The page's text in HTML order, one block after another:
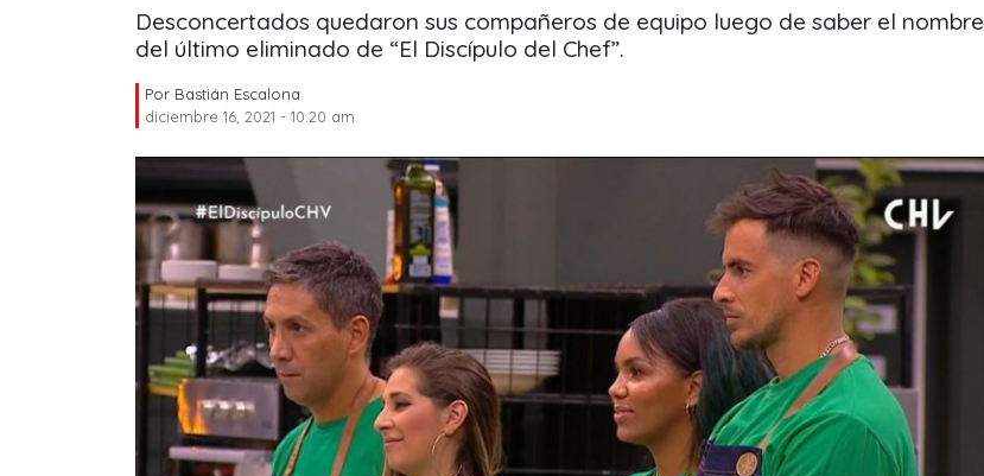
Desconcertados quedaron sus compañeros de equipo luego de saber el nombre
del último eliminado de “El Discípulo del Chef”.
Por Bastián Escalona
diciembre 16, 2021 - 10:20 am